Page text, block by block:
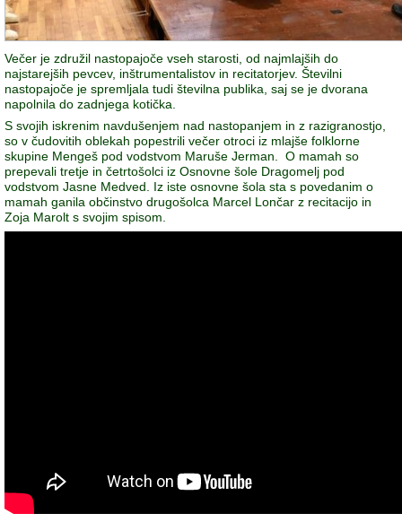
Večer je združil nastopajoče vseh starosti, od najmlajših do
najstarejših pevcev, inštrumentalistov in recitatorjev. Številni
nastopajoče je spremljala tudi številna publika, saj se je dvorana
napolnila do zadnjega kotička.
S svojih iskrenim navdušenjem nad nastopanjem in z razigranostjo,
so v čudovitih oblekah popestrili večer otroci iz mlajše folklorne
skupine Mengeš pod vodstvom Maruše Jerman. O mamah so
prepevali tretje in četrtošolci iz Osnovne šole Dragomelj pod
vodstvom Jasne Medved. Iz iste osnovne šola sta s povedanim o
mamah ganila občinstvo drugošolca Marcel Lončar z recitacijo in
Zoja Marolt s svojim spisom.